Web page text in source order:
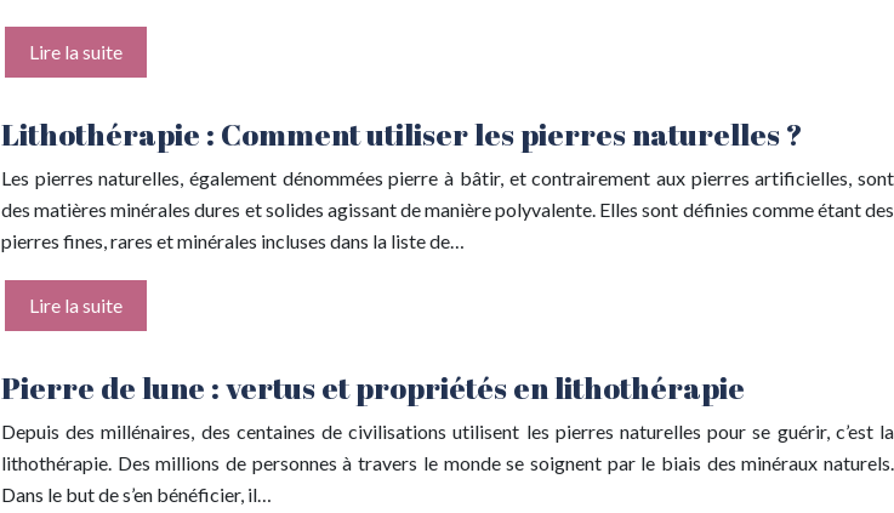
Lire la suite
Lithothérapie : Comment utiliser les pierres naturelles ?
Les pierres naturelles, également dénommées pierre à bâtir, et contrairement aux pierres artificielles, sont
des matières minérales dures et solides agissant de manière polyvalente. Elles sont définies comme étant des
pierres fines, rares et minérales incluses dans la liste de…
Lire la suite
Pierre de lune : vertus et propriétés en lithothérapie
Depuis des millénaires, des centaines de civilisations utilisent les pierres naturelles pour se guérir, c’est la
lithothérapie. Des millions de personnes à travers le monde se soignent par le biais des minéraux naturels.
Dans le but de s’en bénéficier, il…